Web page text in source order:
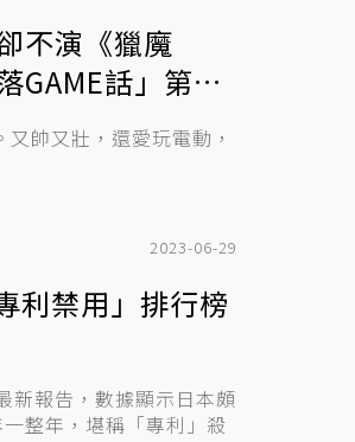
不演《獵魔
GAME話」第24
帥又壯，還愛玩電動，
2023-06-29
利禁用」排行榜
報告，數據顯示日本頗
整年，堪稱「專利」殺